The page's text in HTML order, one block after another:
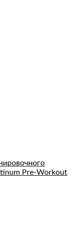
Pre-Workout